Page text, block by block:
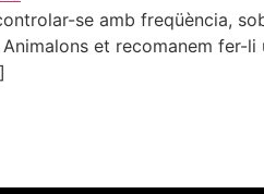
se amb freqüència,
et recomanem